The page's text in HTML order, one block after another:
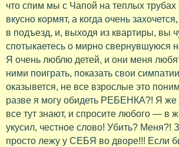
что спим мы с Чапой на теплых
вкусно кормят, а когда очень
в подъезд, и, выходя из квартиры, вы
спотыкаетесь о мирно свернувшуюся
Я очень люблю детей, и они меня
ними поиграть, показать свои
оказывется, не все взрослые это
разве я могу обидеть РЕБЕНКА?! Я
все тут знают, и спросите любого — в
укусил, честное слово! Убить? Меня?!
просто лежу у СЕБЯ во дворе!!! Если